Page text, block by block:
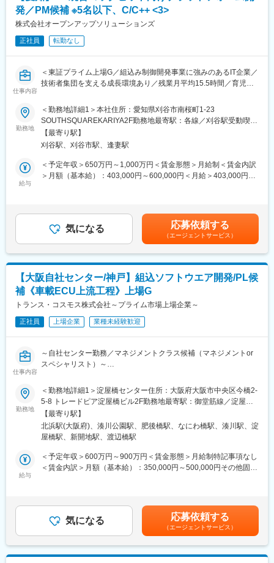
◇ティア1企業様と企画フェーズから共同開発
◇エンジニアかマネジメントか個々の価値観に合わせた「選べる
キャリアパス」
◇ファミリーフレンドリー企業に認定された働きやすい環境
■主なツール
Visual Studio、Microsoft Teams、Git
■身に付くスキル
◇車載組込み機器に関する知識・経験
◇チームマネジメントスキル
◇業務計画立案、クライアントとの折衝
◇車載組込みエンジニア
◇当該部門におけるチームリーダー、係長
■当社について
御から自動運転技術に至るまで幅広い案件にも対応する事が可能
です。私達が保有する確かな技術は世界を代表する企業様にも認
＜当社の特徴＞
◇技術者集団を支える成長環境
◇パフォーマンス重視の人事制度
◇受託・請負中心に30年以上の実績
◇ティア1企業様と企画フェーズから共同開発
◇エンジニアかマネジメントか個々の価値観に合わせた「選べる
キャリアパス」
◇ファミリーフレンドリー企業に認定された働きやすい環境
発／PM候補 ※5名以下、C/C++ <3>
株式会社オープンアップソリューションズ
正社員 転勤なし
仕事内容
＜東証プライム上場G／組込み制御開発事業に強みのあるIT企業／
技術者集団を支える成長環境あり／残業月平均15.5時間／育児休
車載情報系機器であるIVI、統合コックピットシステム開発のプロ
ジェクトリーダーとしてプロジェクト運営に関わって頂きます。
※管轄部門拡大のための体制強化を目的とした募集になります。幅
広く技術に携わりたい、チームメンバと協力して大きな成果を出
したい、といった方大歓迎です。
◎～5名のメンバを配下に、管轄するチームの受け持つ機能開発の
作業計画の立案、チームマネジメント
◎IVI/統合コックピット向けプラットフォーム/ミドルウェア開発を
◎配下のメンバに対しての指導／教育、チームビルディング
■主な使用ツール：
Visual Studio、Microsoft Teams、Git
■身に付くスキル：
◇車載組込み機器に関する知識、経験
◇チームマネジメントスキル
◇業務計画立案、クライアントとの折衝
◇車載組込みエンジニア
◇当該部門におけるチームリーダー、係長
■当社について
◎自動車の分野においては、創業時より実績を誇り、エンジン制
です。私達が保有する確かな技術は世界を代表する企業様にも認
められています。
◇技術者集団を支える成長環境
◇パフォーマンス重視の人事制度
◇受託・請負中心に30年以上の実績
◇ティア1企業様と企画フェーズから共同開発
勤務地
＜勤務地詳細1＞本社住所：愛知県刈谷市南桜町1-23
SOUTHSQUAREKARIYA2F勤務地最寄駅：各線／刈谷駅受動喫煙
対策：屋内全面禁煙＜勤務地詳細2＞愛知県の顧客先住所：愛知県
受動喫煙対策：屋内全面禁煙変更の範囲：会社の定める事業所
【最寄り駅】
刈谷駅、刈谷市駅、逢妻駅
給与
＜予定年収＞650万円～1,000万円＜賃金形態＞月給制＜賃金内訳
＞月額（基本給）：403,000円～600,000円＜月給＞403,000円～
月）・残業手当（1分単位で全額支給）賃金はあくまでも目安の金
額であり、選考を通じて上下する可能性があります。月給(月額)は
固定手当を含めた表記です。
気になる 応募依頼する
（エージェントサービス）
【大阪自社センター/神戸】組込ソフトウエア開発/PL候
補《車載ECU上流工程》上場G
トランス・コスモス株式会社～プライム市場上場企業～
正社員 上場企業 業種未経験歓迎
仕事内容
～自社センター勤務／マネジメントクラス候補（マネジメントor
スペシャリスト）～
■業務内容：
車載ECUソフトウエア開発をお任せします。（既存業務拡大の増
員募集）
・要求分析／要件定義／基本設計／詳細設計／結合検査
・上流工程から下流工程まで一気通貫で開発を請け負っておりま
す。
・要件定義などの打合せやベンダーコントロールなど、開発・運
用に関わる全ての業務に参画
■働く環境
・MBD研修、400以上の資格取得支援制度等、スキルアップのた
勤務地
＜勤務地詳細1＞淀屋橋センター住所：大阪府大阪市中央区今橋2-
5-8 トレードピア淀屋橋ビル2F勤務地最寄駅：御堂筋線／淀屋橋
駅受動喫煙対策：屋内全面禁煙＜勤務地詳細2＞兵庫県神戸市の顧
客先住所：兵庫県神戸市兵庫区の顧客先 受動喫煙対策：屋内全面
禁煙＜勤務地詳細3＞BPOセンター肥後橋住所：大阪府大阪市西区
後橋駅受動喫煙対策：屋内喫煙可能場所あり変更の範囲：会社の
定める事業所（リモートワーク含む）
【最寄り駅】
北浜駅(大阪府)、湊川公園駅、肥後橋駅、なにわ橋駅、湊川駅、淀
屋橋駅、新開地駅、渡辺橋駅
給与
＜予定年収＞600万円～900万円＜賃金形態＞月給制特記事項なし
＜賃金内訳＞月額（基本給）：350,000円～500,000円その他固定
地域手当15,000円賃金はあくまでも目安の金額であり、選考を通
じて上下する可能性があります。月給(月額)は固定手当を含めた表
記です。
気になる 応募依頼する
（エージェントサービス）